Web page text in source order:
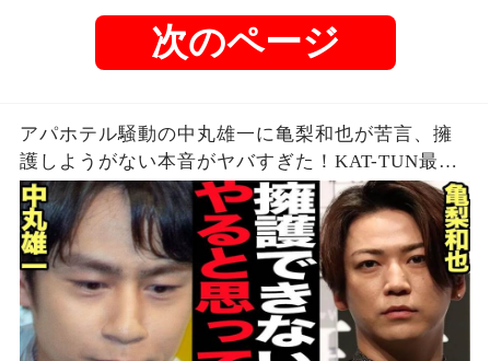
次のページ
アパホテル騒動の中丸雄一に亀梨和也が苦言、擁
護しようがない本音がヤバすぎた！KAT-TUN最初
期の若い頃から見てきた本性に驚愕…【芸能】